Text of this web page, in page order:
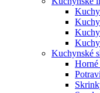
Kuchynské